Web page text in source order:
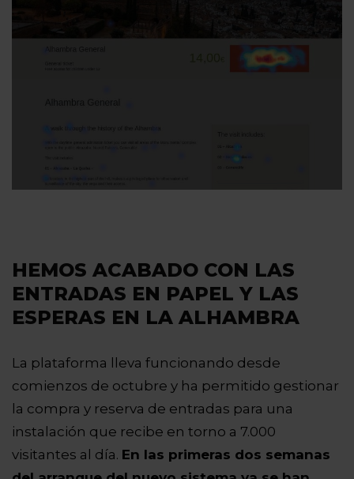
HEMOS ACABADO CON LAS
ENTRADAS EN PAPEL Y LAS
ESPERAS EN LA ALHAMBRA
La plataforma lleva funcionando desde
comienzos de octubre y ha permitido gestionar
la compra y reserva de entradas para una
instalación que recibe en torno a 7.000
visitantes al día. En las primeras dos semanas